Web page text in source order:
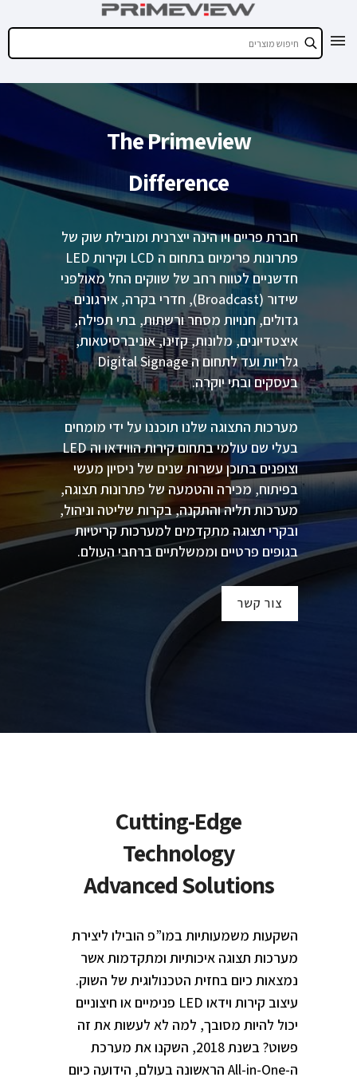
The Primeview
Difference
חברת פריים ויו הינה ייצרנית ומובילת שוק של
פתרונות פרימיום בתחום ה LCD וקירות LED
חדשניים לטווח רחב של שווקים החל מאולפני
שידור (Broadcast), חדרי בקרה, אירגונים
גדולים, חנויות מסחר ורשתות, בתי תפילה,
איצטדיונים, מלונות, קזינו, אוניברסיטאות,
גלריות ועד לתחום ה Digital Signage
בעסקים ובתי יוקרה.
מערכות התצוגה שלנו תוכננו על ידי מומחים
בעלי שם עולמי בתחום קירות הווידאו וה LED
וצופנים בתוכן עשרות שנים של ניסיון מעשי
בפיתוח, מכירה והטמעה של פתרונות תצוגה,
מערכות תליה והתקנה, בקרות שליטה וניהול,
ובקרי תצוגה מתקדמים למערכות קריטיות
בגופים פרטיים וממשלתיים ברחבי העולם.
צור קשר
Cutting-Edge
Technology
Advanced Solutions
השקעות משמעותיות במו”פ הובילו ליצירת
מערכות תצוגה איכותיות ומתקדמות אשר
נמצאות כיום בחזית הטכנולוגית של השוק.
עיצוב קירות וידאו LED פנימיים או חיצוניים
יכול להיות מסובך, למה לא לעשות את זה
פשוט? בשנת 2018, השקנו את מערכת
ה-All-in-One הראשונה בעולם, הידועה כיום